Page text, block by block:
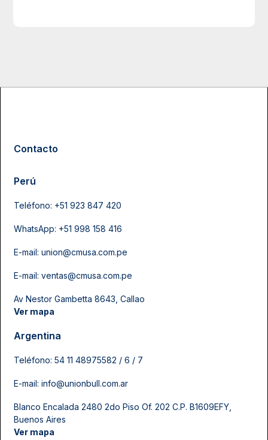
Contacto
Perú
Teléfono: +51 923 847 420
WhatsApp: +51 998 158 416
E-mail:union@cmusa.com.pe
E-mail:ventas@cmusa.com.pe
Av Nestor Gambetta 8643, Callao
Ver mapa
Argentina
Teléfono: 54 11 48975582 / 6 / 7
E-mail:info@unionbull.com.ar
Blanco Encalada 2480 2do Piso Of. 202 C.P. B1609EFY,
Buenos Aires
Ver mapa